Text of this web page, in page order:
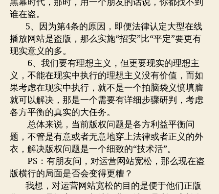
谁在盗。
5、因为第4条的原因，即便法律认定大型在线
播放网站是盗版，那么实施“招安”比“平定”要更有
现实意义的多。
6、我们要有理想主义，但更要现实的理想主
义，不能在现实中执行的理想主义没有价值，而如
果考虑在现实中执行，就不是一个拍脑袋义愤填膺
就可以解决，那是一个需要有详细步骤研判，考虑
各方平衡的真实的大任务。
总体来说，当前版权问题是各方利益平衡问
题，不管是有意或者无意地穿上法律或者正义的外
衣，解决版权问题是一个细致的“技术活”。
PS：有朋友问，对运营网站宽松，那么现在盗
版横行的局面是否会变得更糟？
我想，对运营网站宽松的目的是便于他们正版